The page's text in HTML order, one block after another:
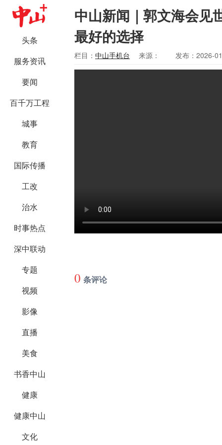
头条
服务资讯
要闻
百千万工程
城事
教育
国际传播
工改
治水
时事热点
深中联动
专题
视频
影像
直播
美食
书香中山
健康
健康中山
文化
中山新闻｜郭文海会见
最好的选择
栏目： 中山手机台 来源： 发布：2026-
0 条评论